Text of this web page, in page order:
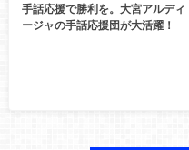
手話応援で勝利を。大宮アルディ
ージャの手話応援団が大活躍！